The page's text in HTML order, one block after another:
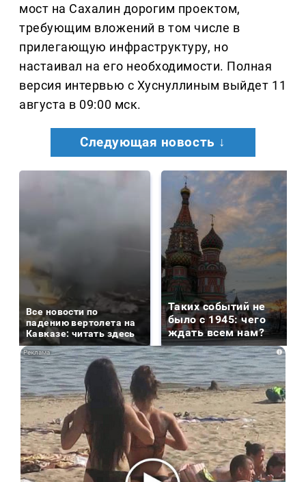
мост на Сахалин дорогим проектом,
требующим вложений в том числе в
прилегающую инфраструктуру, но
настаивал на его необходимости. Полная
версия интервью с Хуснуллиным выйдет 11
августа в 09:00 мск.
Следующая новость ↓
Все новости по
падению вертолета на
Кавказе: читать здесь
Таких событий не
было с 1945: чего
ждать всем нам?
i